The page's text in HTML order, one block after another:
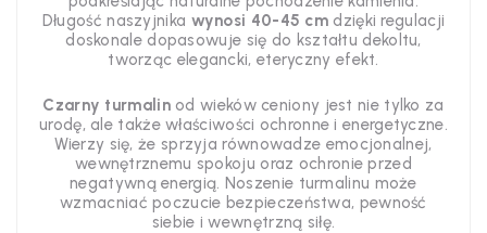
Długość naszyjnika wynosi 40-45 cm dzięki regulacji
doskonale dopasowuje się do kształtu dekoltu,
tworząc elegancki, eteryczny efekt.
Czarny turmalinod wieków ceniony jest nie tylko za
urodę, ale także właściwości ochronne i energetyczne.
Wierzy się, że sprzyja równowadze emocjonalnej,
wewnętrznemu spokoju oraz ochronie przed
negatywną energią. Noszenie turmalinu może
wzmacniać poczucie bezpieczeństwa, pewność
siebie i wewnętrzną siłę.